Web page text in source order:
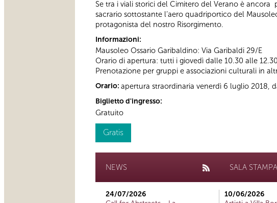
Se tra i viali storici del Cimitero del Verano è
sacrario sottostante l’aero quadriportico del
protagonista del nostro Risorgimento.
Informazioni:
Mausoleo Ossario Garibaldino: Via Garibaldi 29/E
Orario di apertura: tutti i giovedì dalle 10.30 alle 12.30
Prenotazione per gruppi e associazioni culturali in
Orario: apertura straordinaria venerdì 6 luglio 2018,
Biglietto d'ingresso:
Gratuito
Gratis
NEWS
24/07/2026
SALA STAMPA
10/06/2026